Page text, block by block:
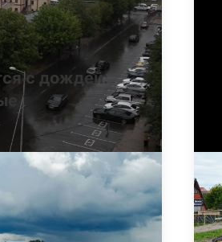
с дождей: